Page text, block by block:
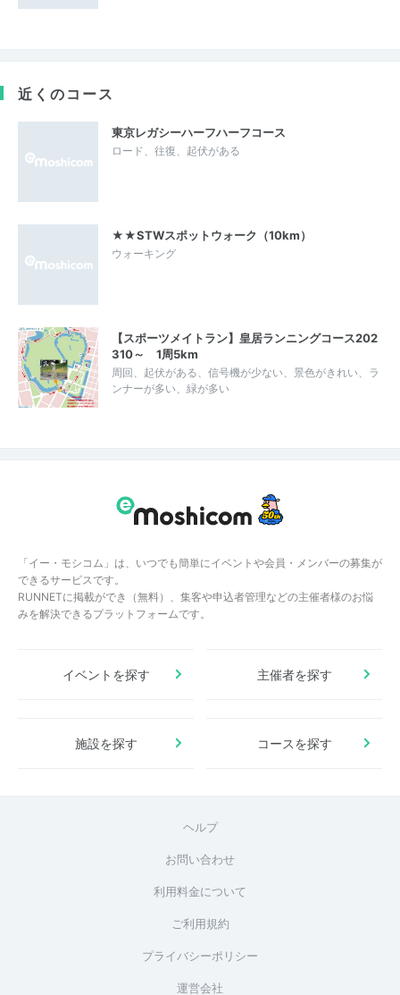
近くのコース
東京レガシーハーフハーフコース
ロード、往復、起伏がある
★★STWスポットウォーク（10km）
ウォーキング
【スポーツメイトラン】皇居ランニングコース202
310～ 1周5km
周回、起伏がある、信号機が少ない、景色がきれい、ラ
ンナーが多い、緑が多い
「イー・モシコム」は、いつでも簡単にイベントや会員・メンバーの募集が
できるサービスです。
RUNNETに掲載ができ（無料）、集客や申込者管理などの主催者様のお悩
みを解決できるプラットフォームです。
イベントを探す 主催者を探す
施設を探す コースを探す
ヘルプ
お問い合わせ
利用料金について
ご利用規約
プライバシーポリシー
運営会社